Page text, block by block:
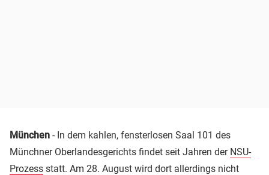
München - In dem kahlen, fensterlosen Saal 101 des
Münchner Oberlandesgerichts findet seit Jahren der NSU-
Prozess statt. Am 28. August wird dort allerdings nicht